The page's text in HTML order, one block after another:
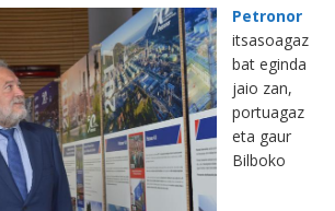
Petronor
itsasoagaz
bat eginda
jaio zan,
portuagaz
eta gaur
Bilboko